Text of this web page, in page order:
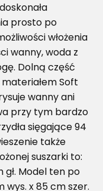
prosto po
włożenia
wanny, woda z
Dolną część
Soft
wanny ani
przy tym bardzo
sięgające 94
także
suszarki to:
gł. Model ten po
wys. x 85 cm szer.